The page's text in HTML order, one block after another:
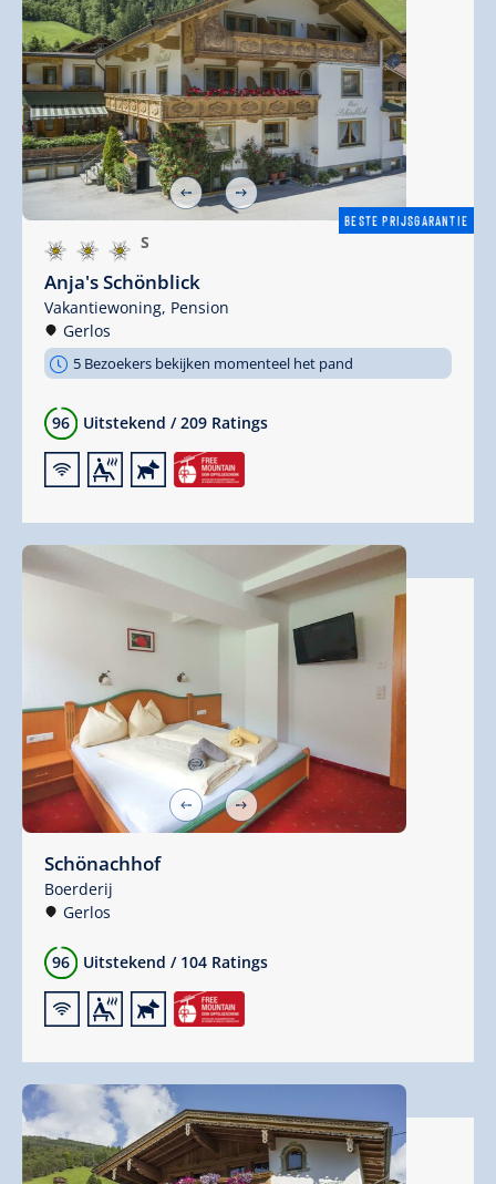
BESTE PRIJSGARANTIE
S
Anja's Schönblick
Vakantiewoning, Pension
Gerlos
5 Bezoekers bekijken momenteel het pand
96 Uitstekend / 209 Ratings
🜉🗔🔮
Schönachhof
Boerderij
Gerlos
96 Uitstekend / 104 Ratings
🜉🗔🔮